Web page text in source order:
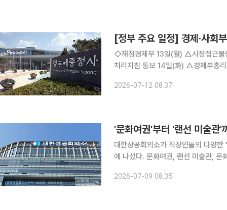
[정부 주요 일정] 경제·사회
◇재정경제부 13일(월) △시장접근물량 증량에 관한 규칙 개정 △폭염 및 호우 관련 공공계약 업무
처리지침 통보 14일(화) △경제부총리 10:00 국무회의(청와대) 15일(수) △재경부 2차관 16:30
경제동향 △민생안정지원단, 민생물
2026-07-12 08:37
'문화여권'부터 '랜선 미술관
대한상공회의소가 직장인들의 다양
에 나섰다. 문화여권, 랜선 미술관, 문
랑대회'에 560건의 실제 사례가 접수
2026-07-09 08:35